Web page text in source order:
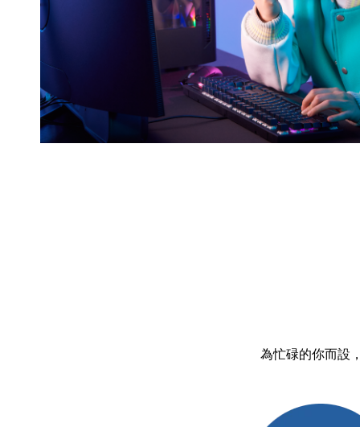
為忙碌的你而設